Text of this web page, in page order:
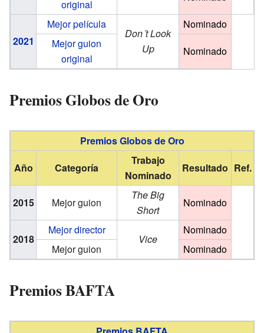
original
2021
Mejor película
Don´t Look
Up
Nominado
Mejor guion
original
Nominado
Premios Globos de Oro
Premios Globos de Oro
Año
Categoría
Trabajo
Nominado
Resultado Ref.
2015 Mejor guion
The Big
Short
Nominado
2018
Mejor director
Vice
Nominado
Mejor guion
Nominado
Premios BAFTA